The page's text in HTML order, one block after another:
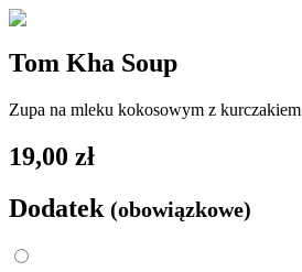
Tom Kha Soup
Zupa na mleku kokosowym z kurczakiem
19,00 zł
Dodatek (obowiązkowe)